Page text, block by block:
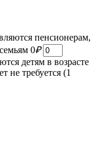
пенсионерам,
0₽
детям в возрасте
не требуется (1